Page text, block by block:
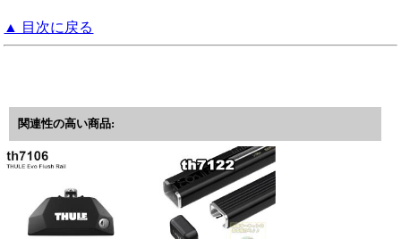
▲ 目次に戻る
関連性の高い商品: